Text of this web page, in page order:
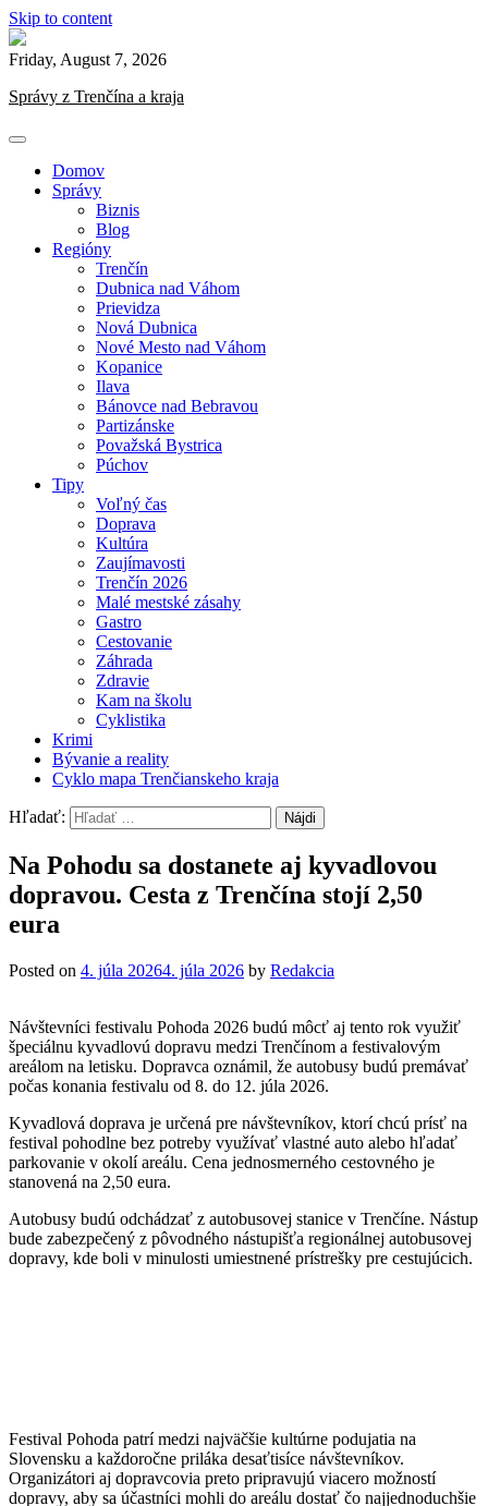
Skip to content
Friday, August 7, 2026
Správy z Trenčína a kraja
Domov
Správy
Biznis
Blog
Regióny
Trenčín
Dubnica nad Váhom
Prievidza
Nová Dubnica
Nové Mesto nad Váhom
Kopanice
Ilava
Bánovce nad Bebravou
Partizánske
Považská Bystrica
Púchov
Tipy
Voľný čas
Doprava
Kultúra
Zaujímavosti
Trenčín 2026
Malé mestské zásahy
Gastro
Cestovanie
Záhrada
Zdravie
Kam na školu
Cyklistika
Krimi
Bývanie a reality
Cyklo mapa Trenčianskeho kraja
Hľadať:
Na Pohodu sa dostanete aj kyvadlovou
dopravou. Cesta z Trenčína stojí 2,50
eura
Posted on 4. júla 20264. júla 2026 by Redakcia
Návštevníci festivalu Pohoda 2026 budú môcť aj tento rok využiť
špeciálnu kyvadlovú dopravu medzi Trenčínom a festivalovým
areálom na letisku. Dopravca oznámil, že autobusy budú premávať
počas konania festivalu od 8. do 12. júla 2026.
Kyvadlová doprava je určená pre návštevníkov, ktorí chcú prísť na
festival pohodlne bez potreby využívať vlastné auto alebo hľadať
parkovanie v okolí areálu. Cena jednosmerného cestovného je
stanovená na 2,50 eura.
Autobusy budú odchádzať z autobusovej stanice v Trenčíne. Nástup
bude zabezpečený z pôvodného nástupišťa regionálnej autobusovej
dopravy, kde boli v minulosti umiestnené prístrešky pre cestujúcich.
Festival Pohoda patrí medzi najväčšie kultúrne podujatia na
Slovensku a každoročne priláka desaťtisíce návštevníkov.
Organizátori aj dopravcovia preto pripravujú viacero možností
dopravy, aby sa účastníci mohli do areálu dostať čo najjednoduchšie